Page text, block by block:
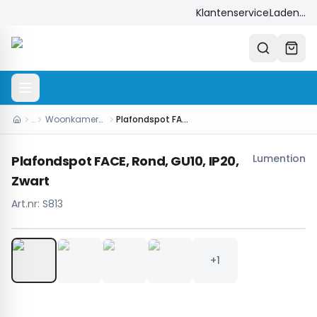
KlantenserviceLaden...
… Woonkamerverlichting Plafondspot FACE, Rond, GU10, IP20, Zwart
Plafondspot FACE, Rond, GU10, IP20,
Zwart
Lumention
Art.nr: S813
+1